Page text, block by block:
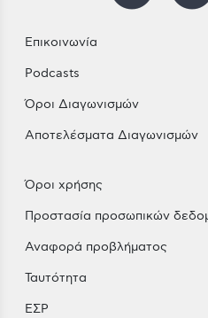
Επικοινωνία
Podcasts
Όροι Διαγωνισμών
Αποτελέσματα Διαγωνισμών
Όροι χρήσης
Προστασία προσωπικών
Αναφορά προβλήματος
Ταυτότητα
ΕΣΡ